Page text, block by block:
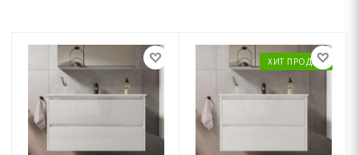
ХИТ ПРОДАЖ